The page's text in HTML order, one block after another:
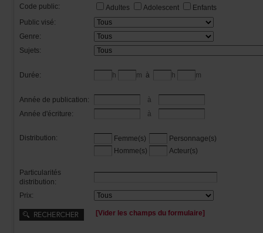
Codepublic: Adultes Adolescent
Enfants
Publicvisé:
Genre:
Sujets:
Durée: h m à h m
Annéedepublication:
à
Annéed'écriture:
à
Distribution: Femme(s)
Personnage(s)
Homme(s)
Acteur(s)
Particularités
distribution:
Prix:
[Viderleschampsduformulaire]